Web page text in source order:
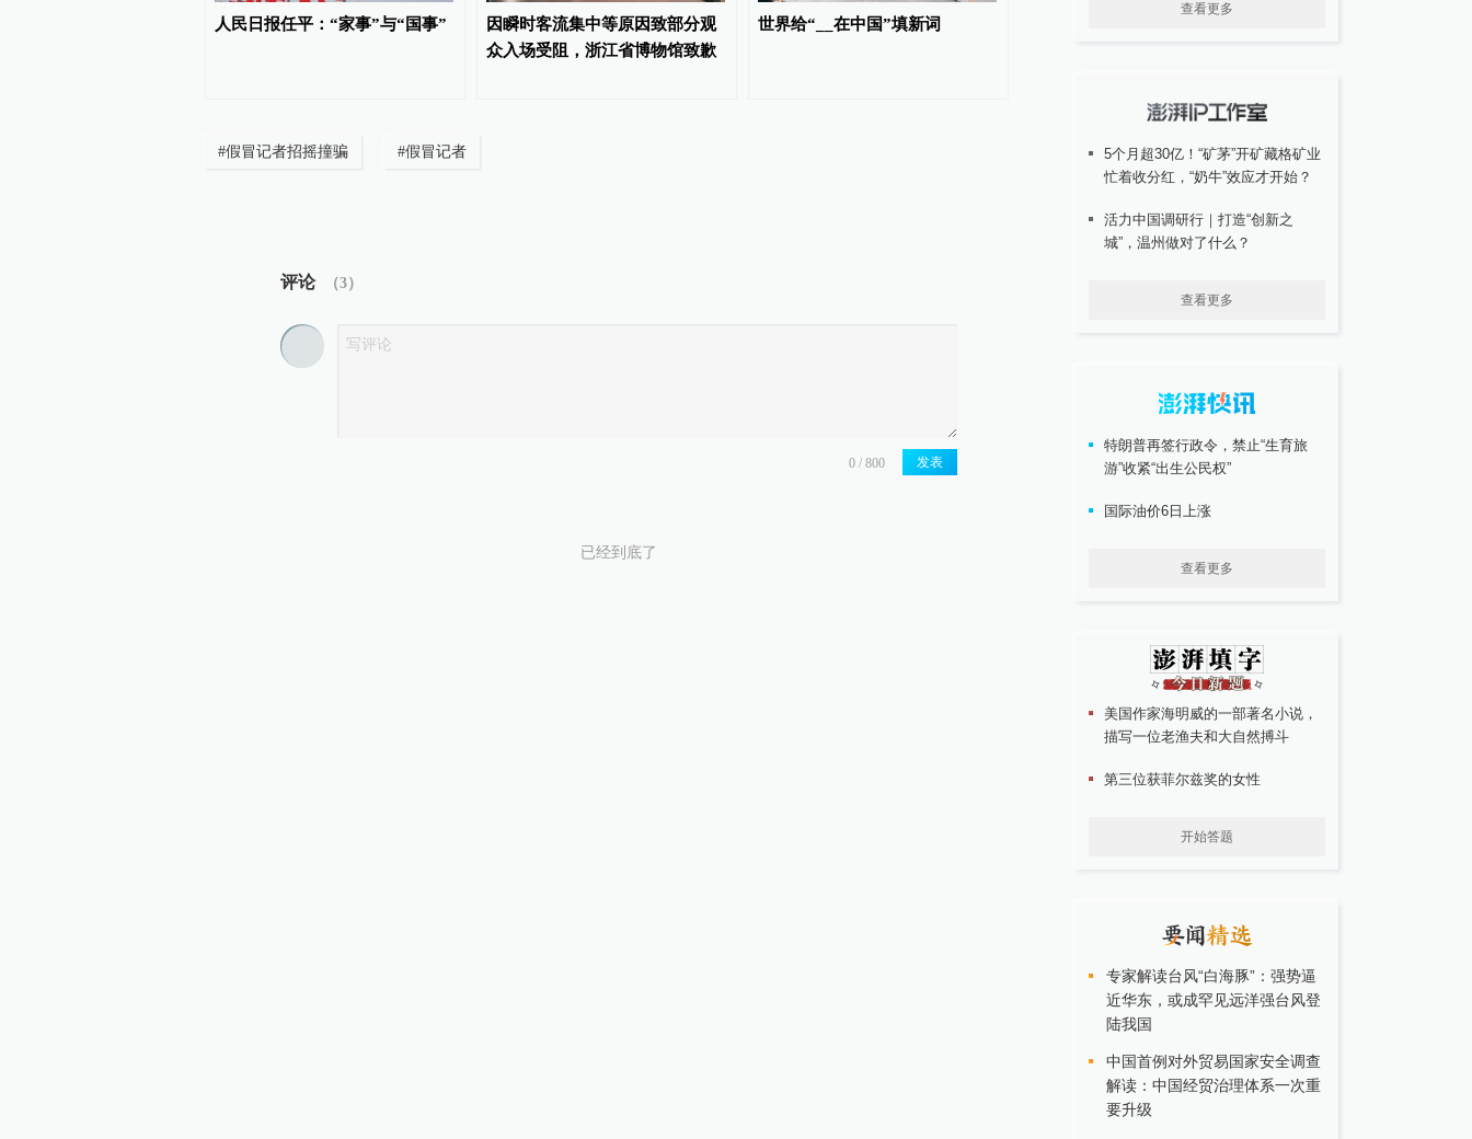
人民日报任平：“家事”与“国事”
因瞬时客流集中等原因致部分观
众入场受阻，浙江省博物馆致歉
世界给“__在中国”填新词
#假冒记者招摇撞骗 #假冒记者
评论 （3）
发表
已经到底了
查看更多
5个月超30亿！“矿茅”开矿藏格矿业
忙着收分红，“奶牛”效应才开始？
活力中国调研行｜打造“创新之
城”，温州做对了什么？
查看更多
特朗普再签行政令，禁止“生育旅
游”收紧“出生公民权”
国际油价6日上涨
查看更多
美国作家海明威的一部著名小说，
描写一位老渔夫和大自然搏斗
第三位获菲尔兹奖的女性
开始答题
专家解读台风“白海豚”：强势逼
近华东，或成罕见远洋强台风登
陆我国
中国首例对外贸易国家安全调查
解读：中国经贸治理体系一次重
要升级